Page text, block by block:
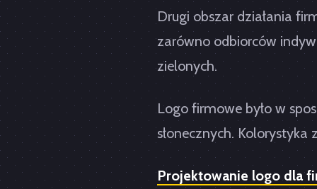
Drugi obszar działania
zarówno odbiorców
zielonych.
Logo firmowe było w
słonecznych.
Projektowanie logo dla